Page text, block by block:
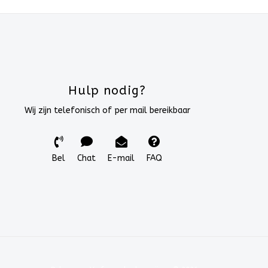
Hulp nodig?
Wij zijn telefonisch of per mail bereikbaar
Bel Chat E-mail FAQ